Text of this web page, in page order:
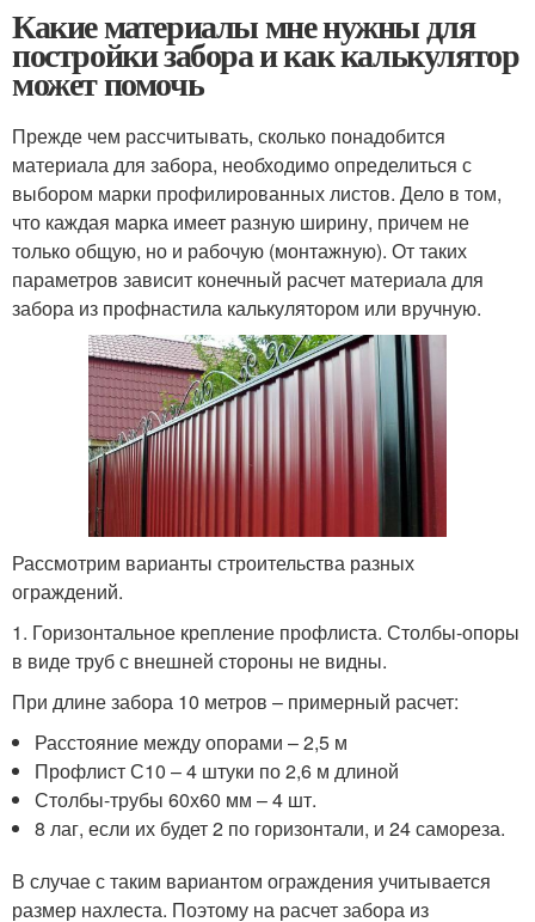
Какие материалы мне нужны для
постройки забора и как калькулятор
может помочь
Прежде чем рассчитывать, сколько понадобится
материала для забора, необходимо определиться с
выбором марки профилированных листов. Дело в том,
что каждая марка имеет разную ширину, причем не
только общую, но и рабочую (монтажную). От таких
параметров зависит конечный расчет материала для
забора из профнастила калькулятором или вручную.
Рассмотрим варианты строительства разных
ограждений.
1. Горизонтальное крепление профлиста. Столбы-опоры
в виде труб с внешней стороны не видны.
При длине забора 10 метров – примерный расчет:
Расстояние между опорами – 2,5 м
Профлист С10 – 4 штуки по 2,6 м длиной
Столбы-трубы 60х60 мм – 4 шт.
8 лаг, если их будет 2 по горизонтали, и 24 самореза.
В случае с таким вариантом ограждения учитывается
размер нахлеста. Поэтому на расчет забора из